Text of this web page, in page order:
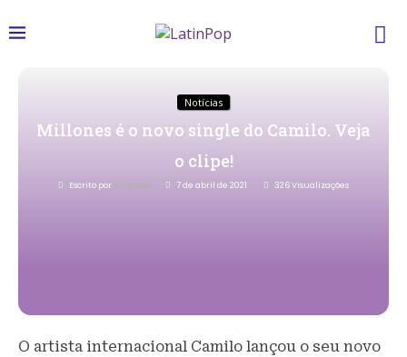
Notícias
Millones é o novo single do Camilo. Veja
o clipe!
Escrito por Redacao 7 de abril de 2021 326Visualizações
O artista internacional Camilo lançou o seu novo